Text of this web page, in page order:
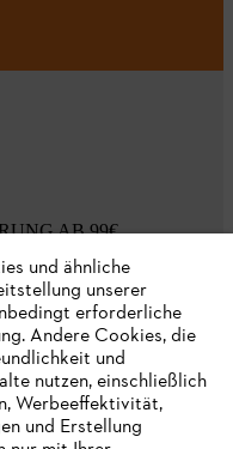
AB 99€
ODER ZUM
ORT
und ähnliche
unserer
erforderliche
Andere Cookies, die
und
nutzen, einschließlich
Werbeeffektivität,
und Erstellung